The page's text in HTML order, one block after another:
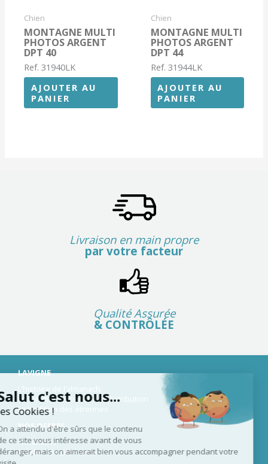
Chien
MONTAGNE MULTI
PHOTOS ARGENT
DPT 40
Ref. 31940LK
AJOUTER AU
PANIER
Chien
MONTAGNE MULTI
PHOTOS ARGENT
DPT 44
Ref. 31944LK
AJOUTER AU
PANIER
Livraison en main propre
par votre facteur
Qualité Assurée
& CONTRÔLÉE
LAVIGNE
L’histoire de l’almanach
Le fonctionnement de la distribution
La tradition des étrennes
NOS OFFRES
Almanachs
Articles complémentaires
Salut c'est nous...
les Cookies !
On a attendu d'être sûrs que le contenu
de ce site vous intéresse avant de vous
déranger, mais on aimerait bien vous accompagner pendant votre